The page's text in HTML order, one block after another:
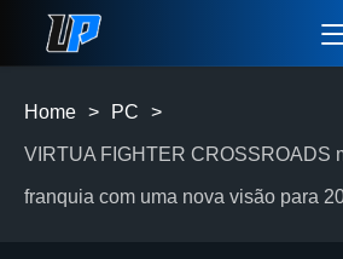
Home > PC >
VIRTUA FIGHTER CROSSROADS
franquia com uma nova visão para